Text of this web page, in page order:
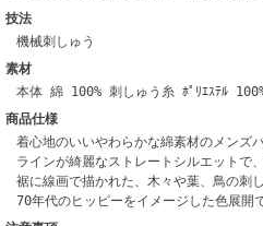
技法
機械刺しゅう
素材
本体 綿 100% 刺しゅう糸 ﾎﾟﾘｴｽﾃﾙ
商品仕様
着心地のいいやわらかな綿素材のメンズパ
ラインが綺麗なストレートシルエットで
裾に線画で描かれた、木々や葉、鳥の刺
70年代のヒッピーをイメージした色展開